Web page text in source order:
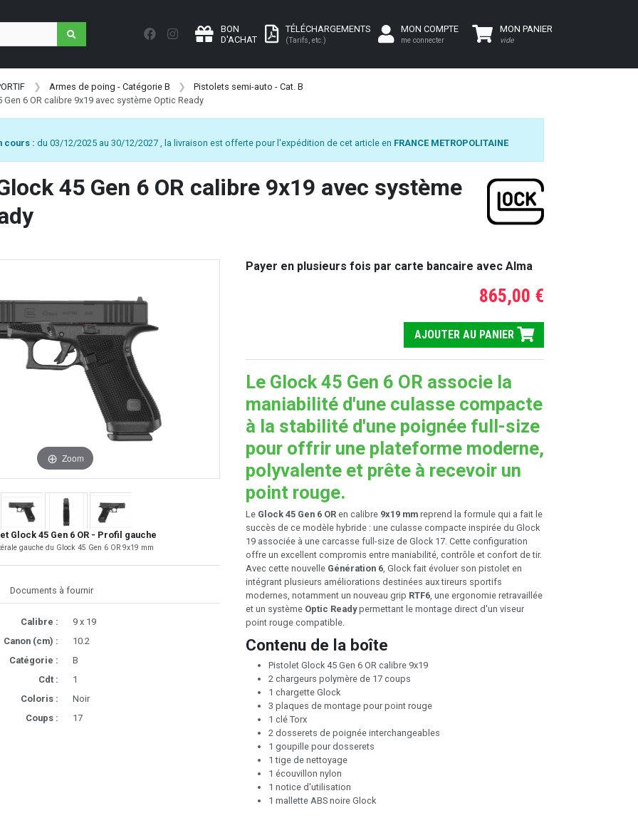
BON
D'ACHAT
TÉLÉCHARGEMENTS
(Tarifs, etc.)
MON COMPTE
me connecter
MON PANIER
vide
Armes de poing - Catégorie B
Pistolets semi-auto - Cat. B
Gen 6 OR calibre 9x19 avec système Optic Ready
cours : du 03/12/2025 au 30/12/2027 , la livraison est offerte pour l'expédition de cet article en FRANCE METROPOLITAINE
45 Gen 6 OR calibre 9x19 avec système
Zoom
Glock 45 Gen 6 OR - Profil gauche
gauche du Glock 45 Gen 6 OR 9x19 mm
Documents à fournir
Calibre :
9 x 19
Canon (cm) :
10.2
Catégorie :
B
Cdt :
1
Coloris :
Noir
Coups :
17
Payer en plusieurs fois par carte bancaire avec Alma
865,00 €
AJOUTER AU PANIER
Le Glock 45 Gen 6 OR associe la
maniabilité d'une culasse compacte
à la stabilité d'une poignée full-size
pour offrir une plateforme moderne,
polyvalente et prête à recevoir un
point rouge.
Le Glock 45 Gen 6 OR en calibre 9x19 mm reprend la formule qui a fait le
succès de ce modèle hybride : une culasse compacte inspirée du Glock
19 associée à une carcasse full-size de Glock 17. Cette configuration
offre un excellent compromis entre maniabilité, contrôle et confort de tir.
Avec cette nouvelle Génération 6 , Glock fait évoluer son pistolet en
intégrant plusieurs améliorations destinées aux tireurs sportifs
modernes, notamment un nouveau grip RTF6 , une ergonomie retravaillée
et un système Optic Readypermettant le montage direct d'un viseur
point rouge compatible.
Contenu de la boîte
Pistolet Glock 45 Gen 6 OR calibre 9x19
2 chargeurs polymère de 17 coups
1 chargette Glock
3 plaques de montage pour point rouge
1 clé Torx
2 dosserets de poignée interchangeables
1 goupille pour dosserets
1 tige de nettoyage
1 écouvillon nylon
1 notice d'utilisation
1 mallette ABS noire Glock